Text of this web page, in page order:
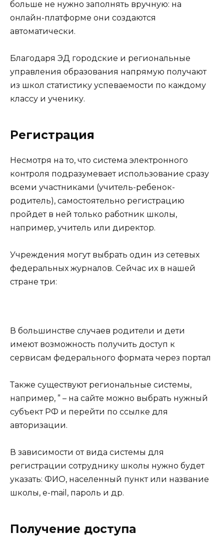
больше не нужно заполнять вручную: на
онлайн-платформе они создаются
автоматически.
Благодаря ЭД городские и региональные
управления образования напрямую получают
из школ статистику успеваемости по каждому
классу и ученику.
Регистрация
Несмотря на то, что система электронного
контроля подразумевает использование сразу
всеми участниками (учитель-ребенок-
родитель), самостоятельно регистрацию
пройдет в ней только работник школы,
например, учитель или директор.
Учреждения могут выбрать один из сетевых
федеральных журналов. Сейчас их в нашей
стране три:
В большинстве случаев родители и дети
имеют возможность получить доступ к
сервисам федерального формата через портал
Также существуют региональные системы,
например, ” – на сайте можно выбрать нужный
субъект РФ и перейти по ссылке для
авторизации.
В зависимости от вида системы для
регистрации сотруднику школы нужно будет
указать: ФИО, населенный пункт или название
школы, e-mail, пароль и др.
Получение доступа